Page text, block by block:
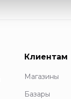
Клиентам
Магазины
Базары